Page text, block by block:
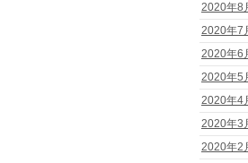
2020年8
2020年7
2020年6
2020年5
2020年4
2020年3
2020年2